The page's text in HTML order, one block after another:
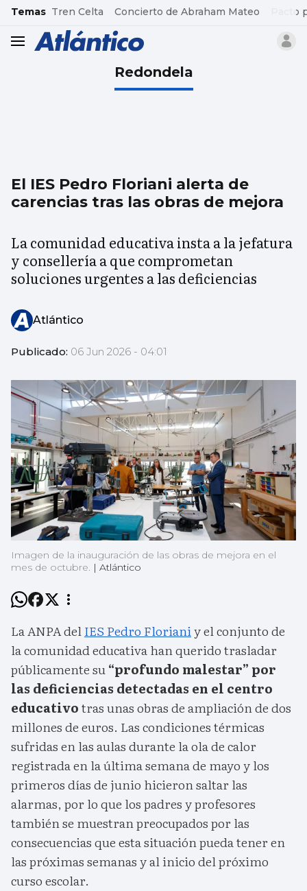
common.go-to-content
Temas Tren Celta Concierto de Abraham Mateo Pacto
header.menu.open
Redondela
El IES Pedro Floriani alerta de
carencias tras las obras de mejora
La comunidad educativa insta a la jefatura
y consellería a que comprometan
soluciones urgentes a las deficiencias
Atlántico
Publicado: 06 Jun 2026 - 04:01
Imagen de la inauguración de las obras de mejora en el
mes de octubre. | Atlántico
La ANPA delIES Pedro Florianiy el conjunto de
la comunidad educativa han querido trasladar
públicamente su“profundo malestar” por
las deficiencias detectadas en el centro
educativotras unas obras de ampliación de dos
millones de euros. Las condiciones térmicas
sufridas en las aulas durante la ola de calor
registrada en la última semana de mayo y los
primeros días de junio hicieron saltar las
alarmas, por lo que los padres y profesores
también se muestran preocupados por las
consecuencias que esta situación pueda tener en
las próximas semanas y al inicio del próximo
curso escolar.